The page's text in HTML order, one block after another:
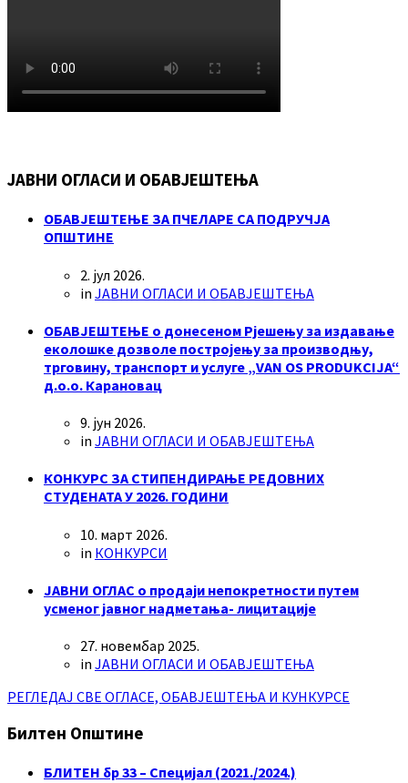
ЈАВНИ ОГЛАСИ И ОБАВЈЕШТЕЊА
ОБАВЈЕШТЕЊЕ ЗА ПЧЕЛАРЕ СА ПОДРУЧЈА
ОПШТИНЕ
2. јул 2026.
in ЈАВНИ ОГЛАСИ И ОБАВЈЕШТЕЊА
ОБАВЈЕШТЕЊЕ о донесеном Рјешењу за издавање
еколошке дозволе постројењу за производњу,
трговину, транспорт и услуге „VAN OS PRODUKCIJA“
д.о.о. Карановац
9. јун 2026.
in ЈАВНИ ОГЛАСИ И ОБАВЈЕШТЕЊА
КОНКУРС ЗА СТИПЕНДИРАЊЕ РЕДОВНИХ
СТУДЕНАТА У 2026. ГОДИНИ
10. март 2026.
in КОНКУРСИ
ЈАВНИ ОГЛАС о продаји непокретности путем
усменог јавног надметања- лицитације
27. новембар 2025.
in ЈАВНИ ОГЛАСИ И ОБАВЈЕШТЕЊА
РЕГЛЕДАЈ СВЕ ОГЛАСЕ, ОБАВЈЕШТЕЊА И КУНКУРСЕ
Билтен Општине
БЛИТЕН бр 33 – Специјал (2021./2024.)